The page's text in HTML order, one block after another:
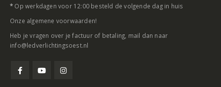
* Op werkdagen voor 12:00 besteld de volgende dag in huis
Onze algemene voorwaarden!
Heb je vragen over je factuur of betaling, mail dan naar
info@ledverlichtingsoest.nl